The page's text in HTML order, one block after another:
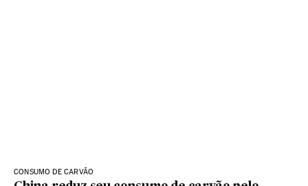
CONSUMO DE CARVÃO